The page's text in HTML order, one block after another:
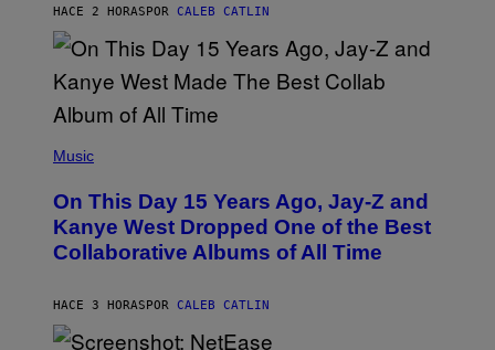
R
S
O
P
H
E
P
L
K
/
B
P
H
O
HACE 2 HORAS POR CALEB CATLIN
P
T
O
B
Y
N
E
Music
On This Day 15 Years Ago, Jay-Z and
Kanye West Dropped One of the Best
Collaborative Albums of All Time
HACE 3 HORAS POR CALEB CATLIN